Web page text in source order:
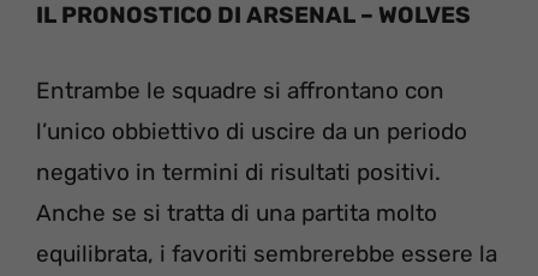
IL PRONOSTICO DI ARSENAL – WOLVES
Entrambe le squadre si affrontano con
l’unico obbiettivo di uscire da un periodo
negativo in termini di risultati positivi.
Anche se si tratta di una partita molto
equilibrata, i favoriti sembrerebbe essere la